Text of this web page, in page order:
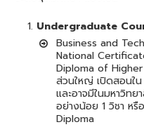
Undergraduate
Business and
National
Diploma of
ส่วนใหญ่ เปิดสอนใ
และอาจมีในมหาวิท
อย่างน้อย 1 วิชา หรื
Diploma